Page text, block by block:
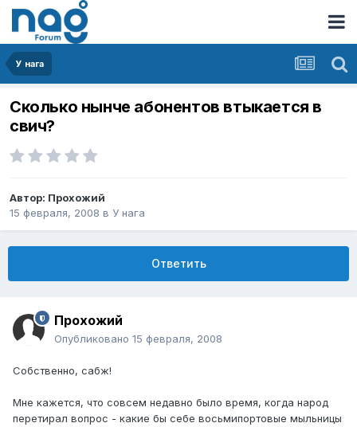
У нага
Сколько нынче абонентов втыкается в
свич?
Автор: Прохожий
15 февраля, 2008 в У нага
Ответить
Прохожий
Опубликовано 15 февраля, 2008
Собственно, сабж!
Мне кажется, что совсем недавно было время, когда народ
перетирал вопрос - какие бы себе восьмипортовые мыльницы